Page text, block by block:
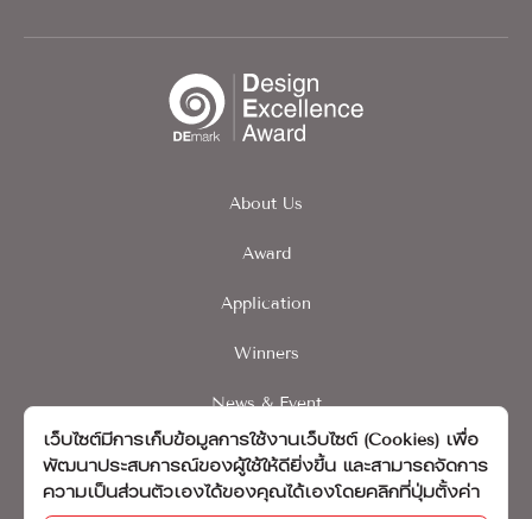
About Us
Award
Application
Winners
News & Event
Contact
เว็บไซต์มีการเก็บข้อมูลการใช้งานเว็บไซต์ (Cookies) เพื่อ
พัฒนาประสบการณ์ของผู้ใช้ให้ดียิ่งขึ้น และสามารถจัดการ
ความเป็นส่วนตัวเองได้ของคุณได้เองโดยคลิกที่ปุ่มตั้งค่า